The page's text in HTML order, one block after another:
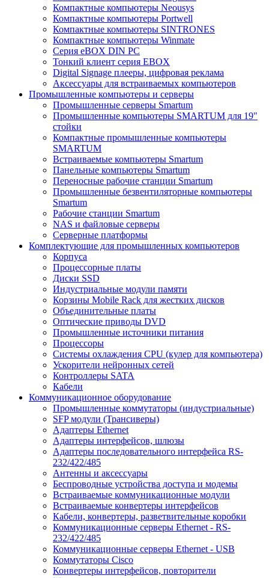
Компактные компьютеры Neousys
Компактные компьютеры Portwell
Компактные компьютеры SINTRONES
Компактные компьютеры Winmate
Серия eBOX DIN PC
Тонкий клиент серия EBOX
Digital Signage плееры, цифровая реклама
Аксессуары для встраиваемых компьютеров
Промышленные компьютеры и серверы
Промышленные серверы Smartum
Промышленные компьютеры SMARTUM для 19"
стойки
Компактные промышленные компьютеры
SMARTUM
Встраиваемые компьютеры Smartum
Панельные компьютеры Smartum
Переносные рабочие станции Smartum
Промышленные безвентиляторные компьютеры
Smartum
Рабочие станции Smartum
NAS и файловые серверы
Серверные платформы
Комплектующие для промышленных компьютеров
Корпуса
Процессорные платы
Диски SSD
Индустриальные модули памяти
Корзины Mobile Rack для жестких дисков
Объединительные платы
Оптические приводы DVD
Промышленные источники питания
Процессоры
Системы охлаждения CPU (кулер для компьютера)
Ускорители нейронных сетей
Контроллеры SATA
Кабели
Коммуникационное оборудование
Промышленные коммутаторы (индустриальные)
SFP модули (Трансиверы)
Адаптеры Ethernet
Адаптеры интерфейсов, шлюзы
Адаптеры последовательного интерфейса RS-
232/422/485
Антенны и аксессуары
Беспроводные устройства доступа и модемы
Встраиваемые коммуникационные модули
Встраиваемые конвертеры интерфейсов
Кабели, конвертеры, разветвительные коробки
Коммуникационные серверы Ethernet - RS-
232/422/485
Коммуникационные серверы Ethernet - USB
Коммутаторы Cisco
Конвертеры интерфейсов, повторители